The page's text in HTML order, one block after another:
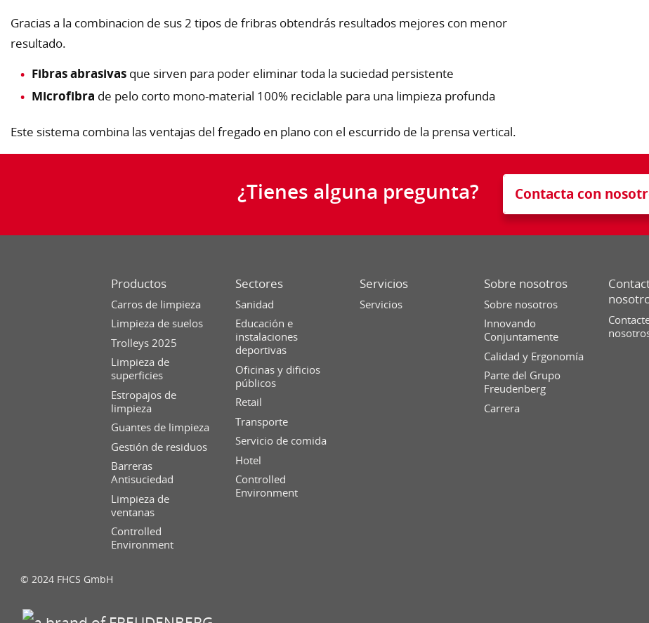
Gracias a la combinacion de sus 2 tipos de fribras obtendrás resultados mejores con menor
resultado.
Fibras abrasivas que sirven para poder eliminar toda la suciedad persistente
Microfibra de pelo corto mono-material 100% reciclable para una limpieza profunda
Este sistema combina las ventajas del fregado en plano con el escurrido de la prensa vertical.
¿Tienes alguna pregunta? Contacta con
Productos
Carros de limpieza
Limpieza de suelos
Trolleys 2025
Limpieza de
superficies
Estropajos de
limpieza
Guantes de limpieza
Gestión de residuos
Barreras
Antisuciedad
Limpieza de
ventanas
Controlled
Environment
Sectores
Sanidad
Educación e
instalaciones
deportivas
Oficinas y dificios
públicos
Retail
Transporte
Servicio de comida
Hotel
Controlled
Environment
Servicios
Servicios
Sobre nosotros
Sobre nosotros
Innovando
Conjuntamente
Calidad y Ergonomía
Parte del Grupo
Freudenberg
Carrera
© 2024 FHCS GmbH